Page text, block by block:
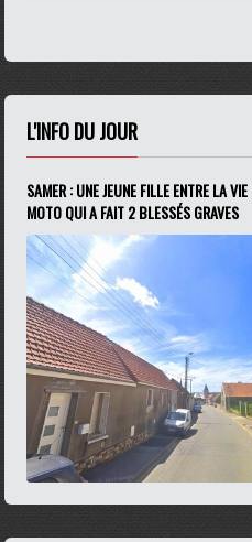
L'INFO DU JOUR
SAMER : UNE JEUNE FILLE ENTRE LA
MOTO QUI A FAIT 2 BLESSÉS GRAVES